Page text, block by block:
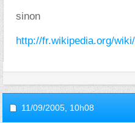
sinon
http://fr.wikipedia.org/
11/09/2005, 10h08